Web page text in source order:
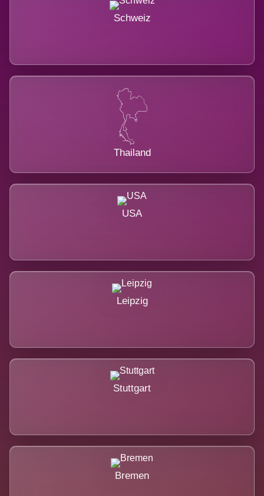
Schweiz
Thailand
USA
Leipzig
Stuttgart
Bremen